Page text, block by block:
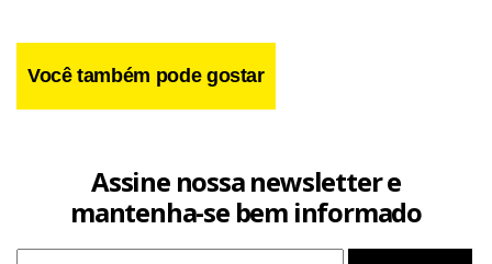
(“VTV”) desde janeiro, substitui no cargo Blanca Eckhout,
Você também pode gostar
Assine nossa newsletter e
mantenha-se bem informado